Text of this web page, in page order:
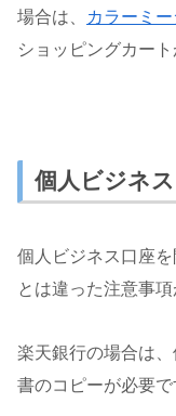
場合は、
カラーミ
ショッピングカート
個人ビジネ
個人ビジネス口座
とは違った注意事項
楽天銀行の場合は
書のコピーが必要で